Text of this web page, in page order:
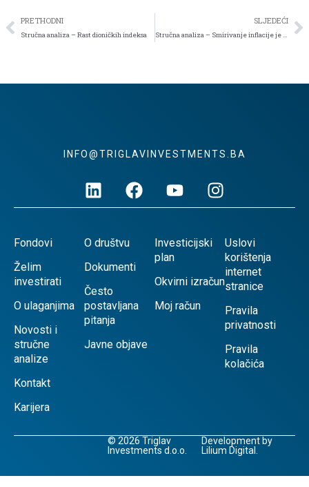
PRETHODNI
Stručna analiza – Rast dioničkih indeksa
SLJEDEĆI
Stručna analiza – Smirivanje inflacije je svakako manje zlo
INFO@TRIGLAVINVESTMENTS.BA
Fondovi
Želim
investirati
O ulaganjima
Novosti i
stručne
analize
Kontakt
Karijera
O društvu
Dokumenti
Često
postavljana
pitanja
Javne objave
Investicijski
plan
Okvirni izračun
Moj račun
Uslovi
korištenja
internet
stranice
Pravila
privatnosti
Pravila
kolačića
© 2026 Triglav
Investments d.o.o.
Development by
Lilium Digital.